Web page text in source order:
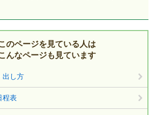
のページを見ている人は
んなページも見ています
出し方
程表